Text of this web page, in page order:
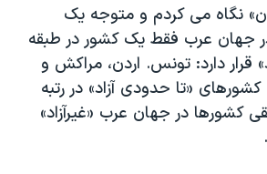
نوبل صلح
آمریکا «سی‌پک»
چین
نگاه می کردم و متوجه یک
جهان عرب فقط یک کشور در طبقه
قرار دارد: تونس. اردن، مراکش و
«تا حدودی آزاد» در رتبه
کشورها در جهان عرب «غیرآزاد»